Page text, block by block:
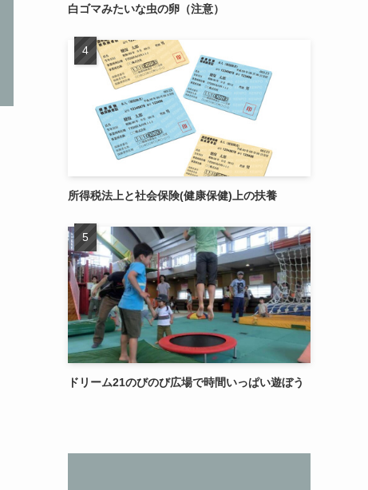
白ゴマみたいな虫の卵（注意）
所得税法上と社会保険(健康保健)上の扶養
ドリーム21のびのび広場で時間いっぱい遊ぼう